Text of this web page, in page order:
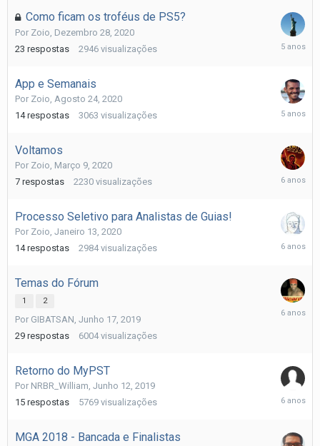
Como ficam os troféus de PS5?
Por Zoio, Dezembro 28, 2020
23 respostas 2946 visualizações
Janeiro
App e Semanais
Por Zoio, Agosto 24, 2020
14 respostas 3063 visualizações
Voltamos
Por Zoio, Março 9, 2020
7 respostas 2230 visualizações
Março
Processo Seletivo para Analistas de Guias!
Por Zoio, Janeiro 13, 2020
14 respostas 2984 visualizações
Janeiro
Temas do Fórum
1 2
Por GIBATSAN, Junho 17, 2019
29 respostas 6004 visualizações
Retorno do MyPST
Por NRBR_William, Junho 12, 2019
15 respostas 5769 visualizações
MGA 2018 - Bancada e Finalistas